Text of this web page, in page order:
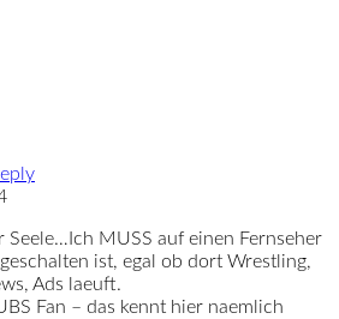
Seele…Ich MUSS auf einen Fernseher
ist, egal ob dort Wrestling,
Ads laeuft.
Fan – das kennt hier naemlich